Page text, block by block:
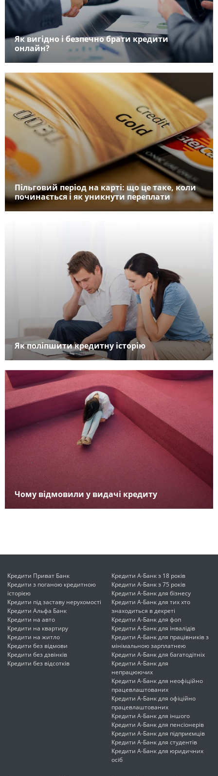
Як вигідно і безпечно брати кредити
онлайн?
Пільговий період на карті: що це таке, коли
починається і як уникнути переплати
Як поліпшити кредитну історію
Чому відмовили у видачі кредиту
Кредити Приват Банк
Кредити з поганою кредитною
історією
Кредити під заставу нерухомості
Кредити Альфа Банк
Кредити на авто
Кредити на квартиру
Кредити на житло
Кредити без відмови
Кредити без дзвінків
Кредити без відсотків
Кредити А-Банк з 18 років
Кредити А-Банк з 75 років
Кредити А-Банк для бізнесу
Кредити А-Банк для тих хто
знаходиться в декреті
Кредити А-Банк для фоп
Кредити А-Банк для інвалідів
Кредити А-Банк для працівників з
мінімальною зарплатнею
Кредити А-Банк для багатодітніх
Кредити А-Банк для
непрацюючих
Кредити А-Банк для неофіційно
працевлаштованих
Кредити А-Банк для офіційно
працевлаштованих
Кредити А-Банк для іншого
Кредити А-Банк для пенсіонерів
Кредити А-Банк для підприємців
Кредити А-Банк для студентів
Кредити А-Банк для юридичних
осіб